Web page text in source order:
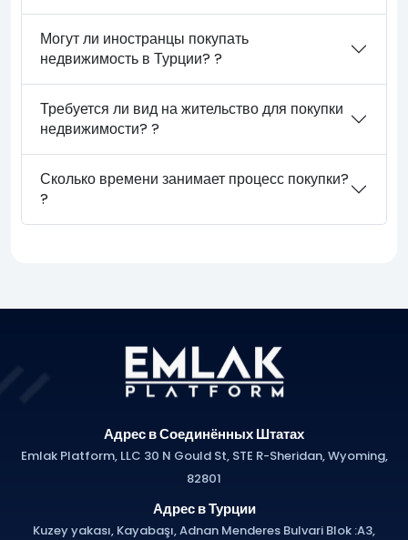
Могут ли иностранцы покупать
недвижимость в Турции? ?
Требуется ли вид на жительство для покупки
недвижимости? ?
Сколько времени занимает процесс покупки?
?
Адрес в Соединённых Штатах
Emlak Platform, LLC 30 N Gould St, STE R-Sheridan, Wyoming,
82801
Адрес в Турции
Kuzey yakası, Kayabaşı, Adnan Menderes Bulvari Blok :A3,